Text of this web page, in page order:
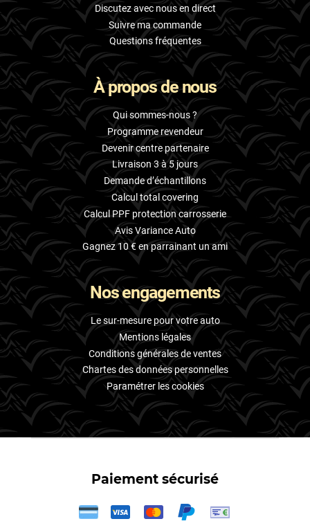
Discutez avec nous en direct
Suivre ma commande
Questions fréquentes
À propos de nous
Qui sommes-nous ?
Programme revendeur
Devenir centre partenaire
Livraison 3 à 5 jours
Demande d’échantillons
Calcul total covering
Calcul PPF protection carrosserie
Avis Variance Auto
Gagnez 10 € en parrainant un ami
Nos engagements
Le sur-mesure pour votre auto
Mentions légales
Conditions générales de ventes
Chartes des données personnelles
Paramétrer les cookies
Paiement sécurisé